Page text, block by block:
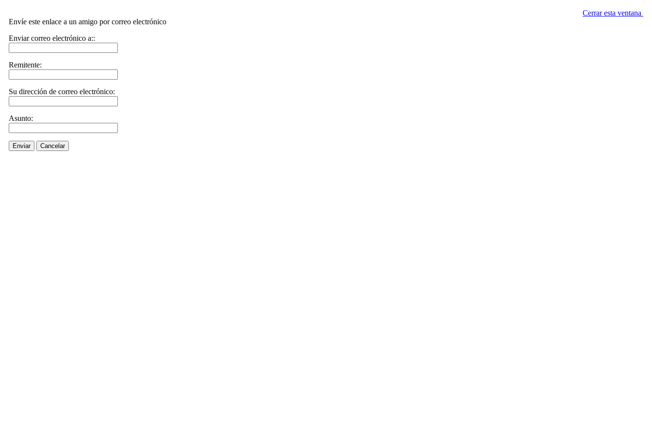
Cerrar esta ventana
Envíe este enlace a un amigo por correo electrónico
Enviar correo electrónico a::
Remitente:
Su dirección de correo electrónico:
Asunto:
Enviar Cancelar